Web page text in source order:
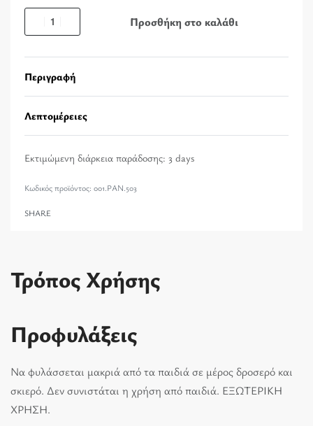
Προσθήκη στο καλάθι
Περιγραφή
Λεπτομέρειες
Εκτιμώμενη διάρκεια παράδοσης: 3 days
001.PAN.503
SHARE
Τρόπος Χρήσης
Προφυλάξεις
Να φυλάσσεται μακριά από τα παιδιά σε μέρος δροσερό και
σκιερό. Δεν συνιστάται η χρήση από παιδιά. ΕΞΩΤΕΡΙΚΗ
ΧΡΗΣΗ.